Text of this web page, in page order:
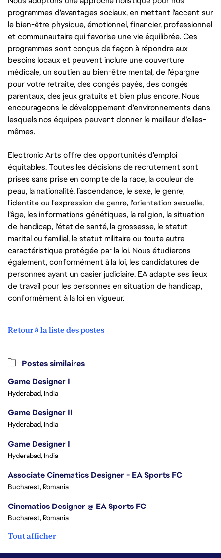
programmes d'avantages sociaux, en mettant l'accent sur
le bien-être physique, émotionnel, financier, professionnel
et communautaire qui favorise une vie équilibrée. Ces
programmes sont conçus de façon à répondre aux
besoins locaux et peuvent inclure une couverture
médicale, un soutien au bien-être mental, de l'épargne
pour votre retraite, des congés payés, des congés
parentaux, des jeux gratuits et bien plus encore. Nous
encourageons le développement d'environnements dans
lesquels nos équipes peuvent donner le meilleur d’elles-
mêmes.
Electronic Arts offre des opportunités d'emploi
équitables. Toutes les décisions de recrutement sont
prises sans prise en compte de la race, la couleur de
peau, la nationalité, l’ascendance, le sexe, le genre,
l'identité ou l'expression de genre, l’orientation sexuelle,
l’âge, les informations génétiques, la religion, la situation
de handicap, l'état de santé, la grossesse, le statut
marital ou familial, le statut militaire ou toute autre
caractéristique protégée par la loi. Nous étudierons
également, conformément à la loi, les candidatures de
personnes ayant un casier judiciaire. EA adapte ses lieux
de travail pour les personnes en situation de handicap,
conformément à la loi en vigueur.
Retour à la liste des postes
Postes similaires
Game Designer I
Hyderabad, India
Game Designer II
Hyderabad, India
Game Designer I
Hyderabad, India
Associate Cinematics Designer - EA Sports FC
Bucharest, Romania
Cinematics Designer @ EA Sports FC
Bucharest, Romania
Tout afficher